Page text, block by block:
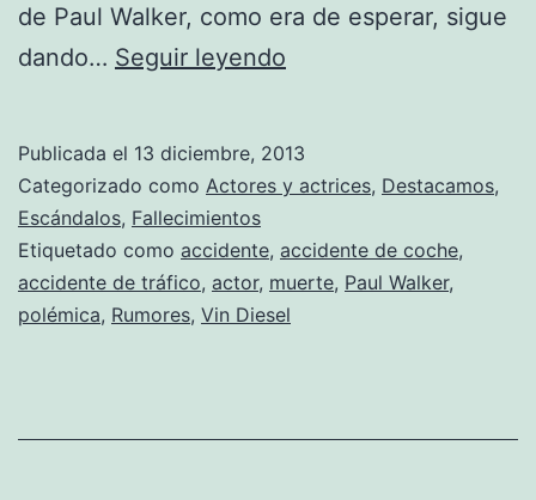
de Paul Walker, como era de esperar, sigue
dando… Seguir leyendo
Paul
es
objeto
Publicada el 13 diciembre, 2013
Categorizado como Actores y actrices, Destacamos,
Escándalos, Fallecimientos
Etiquetado como accidente, accidente de coche,
accidente de tráfico, actor, muerte, Paul Walker,
polémica, Rumores, Vin Diesel